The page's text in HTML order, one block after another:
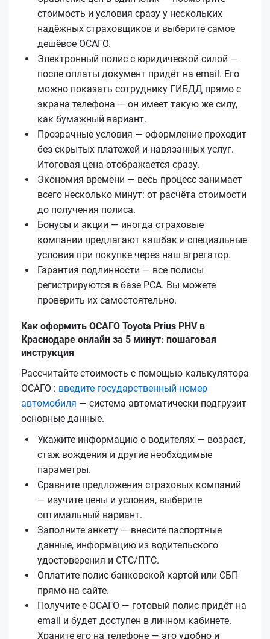
стоимость и условия сразу у нескольких
надёжных страховщиков и выберите самое
дешёвое ОСАГО.
Электронный полис с юридической силой —
после оплаты документ придёт на email. Его
можно показать сотруднику ГИБДД прямо с
экрана телефона — он имеет такую же силу,
как бумажный вариант.
Прозрачные условия — оформление проходит
без скрытых платежей и навязанных услуг.
Итоговая цена отображается сразу.
Экономия времени — весь процесс занимает
всего несколько минут: от расчёта стоимости
до получения полиса.
Бонусы и акции — иногда страховые
компании предлагают кэшбэк и специальные
условия при покупке через наш агрегатор.
Гарантия подлинности — все полисы
регистрируются в базе РСА. Вы можете
проверить их самостоятельно.
Как оформить ОСАГО Toyota Prius PHV в
Краснодаре онлайн за 5 минут: пошаговая
инструкция
Рассчитайте стоимость с помощью калькулятора
ОСАГО : введите государственный номер
автомобиля — система автоматически подгрузит
основные данные.
Укажите информацию о водителях — возраст,
стаж вождения и другие необходимые
параметры.
Сравните предложения страховых компаний
— изучите цены и условия, выберите
оптимальный вариант.
Заполните анкету — внесите паспортные
данные, информацию из водительского
удостоверения и СТС/ПТС.
Оплатите полис банковской картой или СБП
прямо на сайте.
Получите е‑ОСАГО — готовый полис придёт на
email и будет доступен в личном кабинете.
Храните его на телефоне — это удобно и